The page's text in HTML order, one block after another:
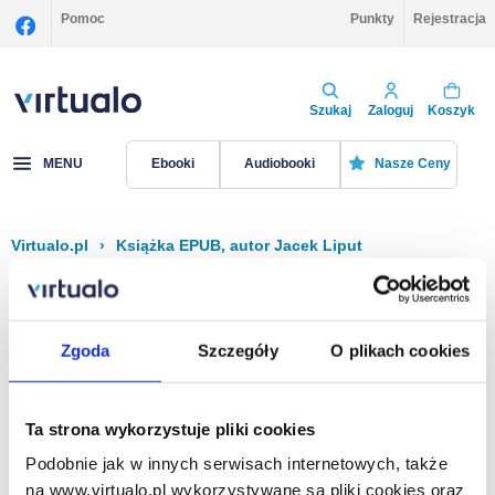
Zgoda Szczegóły O plikach cookies
Ta strona wykorzystuje pliki cookies
Podobnie jak w innych serwisach internetowych, także
na www.virtualo.pl wykorzystywane są pliki cookies oraz
Pomoc Punkty Rejestracja
Szukaj Zaloguj Koszyk
MENU Ebooki Audiobooki Nasze Ceny
Virtualo.pl › Książka EPUB, autor Jacek Liput
Filtruj Sortuj
Na stronie